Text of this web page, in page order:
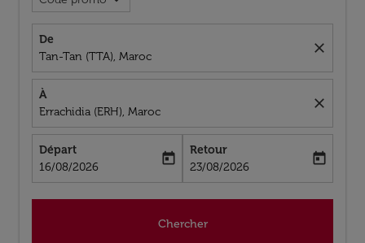
De
Tan-Tan (TTA), Maroc
close
À
Errachidia (ERH), Maroc
close
Départ
fc-booking-departure-date-aria-label
16/08/2026
today
Retour
fc-booking-return-date-aria-label
23/08/2026
today
Chercher